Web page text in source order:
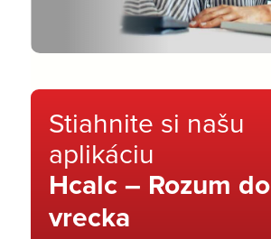
Stiahnite si našu
aplikáciu
Hcalc – Rozum do
vrecka